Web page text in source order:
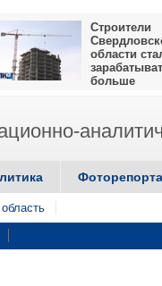
Строители
области
больше